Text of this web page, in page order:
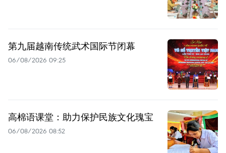
第九届越南传统武术国际节闭幕
06/08/2026 09:25
高棉语课堂：助力保护民族文化瑰宝
06/08/2026 08:52